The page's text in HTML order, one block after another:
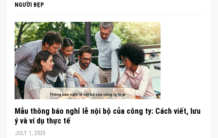
NGƯỜI ĐẸP
Mẫu thông báo nghỉ lễ nội bộ của công ty: Cách viết, lưu
ý và ví dụ thực tế
JULY 1, 2025